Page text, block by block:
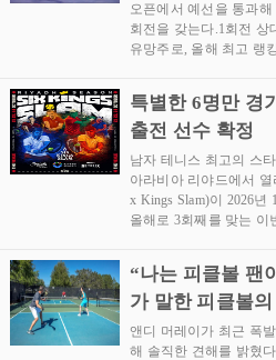
오픈에서 예선을 통과
회전을 갖는다.1회전 상
유망주로, 올해 최고 랭
특별한 6명만 경
출전 선수 확정
남자 테니스 최고의 스
아라비아 리야드에서
x Kings Slam)이 2026년
올해로 3회째를 맞는
“나는 피클볼 팬
가 말한 피클볼의
앤디 머레이가 최근 폭
해 솔직한 견해를 밝혔